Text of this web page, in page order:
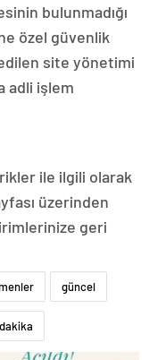
bulunmadığı
özel güvenlik
site yönetimi
adli işlem
ile ilgili olarak
üzerinden
geri
güncel